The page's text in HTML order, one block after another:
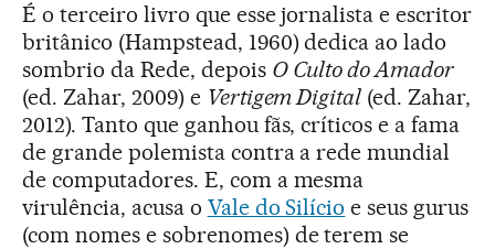
É o terceiro livro que esse jornalista e escritor
britânico (Hampstead, 1960) dedica ao lado
sombrio da Rede, depois O Culto do Amador
(ed. Zahar, 2009) e Vertigem Digital (ed. Zahar,
2012). Tanto que ganhou fãs, críticos e a fama
de grande polemista contra a rede mundial
de computadores. E, com a mesma
virulência, acusa o Vale do Silício e seus gurus
(com nomes e sobrenomes) de terem se